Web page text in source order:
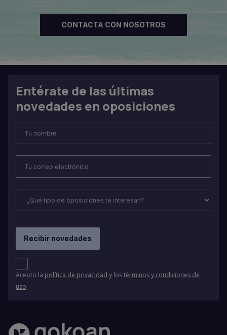
CONTACTA CON NOSOTROS
Entérate de las últimas
novedades en oposiciones
Acepto la política de privacidad y lostérminos y condiciones de
uso.